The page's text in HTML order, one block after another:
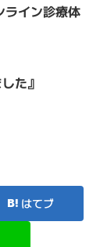
ライン診療体
た』
はてブ